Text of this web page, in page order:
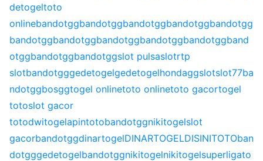
detogeltoto
onlinebandotggbandotggbandotggbandotggbandotgg
bandotggbandotggbandotggbandotggbandotggband
otggbandotggbandotggslot pulsaslotrtp
slotbandotgggedetogelgedetogelhondaggslotslot77ba
ndotggbosggtogel onlinetoto onlinetoto gacortogel
totoslot gacor
totodwitogelapintotobandotggnikitogelslot
gacorbandotggdinartogelDINARTOGELDISINITOTOban
dotgggedetogelbandotggnikitogelnikitogelsuperligato